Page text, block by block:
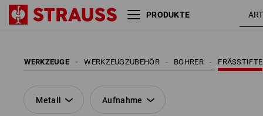
PRODUKTE
WERKZEUGE FRÄSSTIFTE
BOHRER
WERKZEUGZUBEHÖR
Metall Aufnahme
Metall Aufnahme